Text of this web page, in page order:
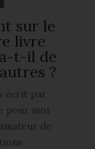
sur le
livre
t-il de
?
écrit par
pour moi
de